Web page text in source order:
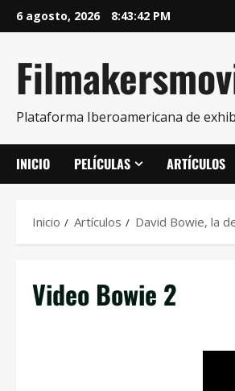
6 agosto, 2026 8:43:43 PM
Plataforma Iberoamericana de
INICIO PELÍCULAS ARTÍCULOS
Inicio Artículos David Bowie, la
Video Bowie 2